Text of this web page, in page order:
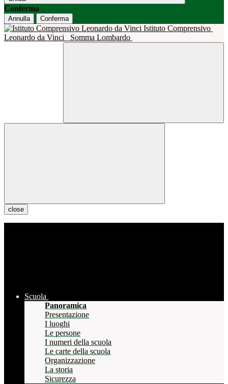
Conferma
Annulla Conferma
Istituto Comprensivo
Leonardo da Vinci
Somma Lombardo
close
Scuola
Panoramica
Presentazione
I luoghi
Le persone
I numeri della scuola
Le carte della scuola
Organizzazione
La storia
Sicurezza